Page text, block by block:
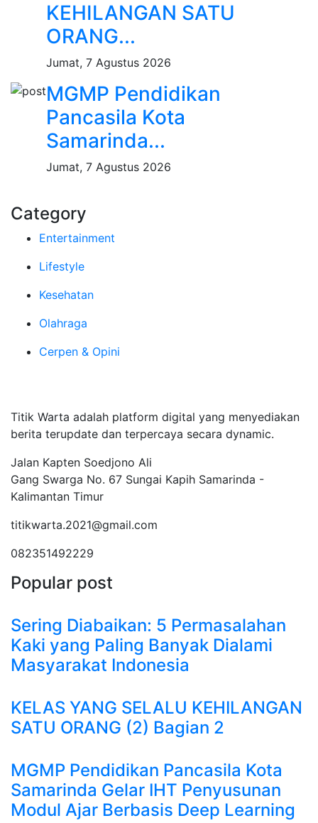
KEHILANGAN SATU
ORANG...
Jumat, 7 Agustus 2026
MGMP Pendidikan
Pancasila Kota
Samarinda...
Jumat, 7 Agustus 2026
Category
Entertainment
Lifestyle
Kesehatan
Olahraga
Cerpen & Opini
Titik Warta adalah platform digital yang menyediakan
berita terupdate dan terpercaya secara dynamic.
Jalan Kapten Soedjono Ali
Gang Swarga No. 67 Sungai Kapih Samarinda -
Kalimantan Timur
titikwarta.2021@gmail.com
082351492229
Popular post
Sering Diabaikan: 5 Permasalahan
Kaki yang Paling Banyak Dialami
Masyarakat Indonesia
KELAS YANG SELALU KEHILANGAN
SATU ORANG (2) Bagian 2
MGMP Pendidikan Pancasila Kota
Samarinda Gelar IHT Penyusunan
Modul Ajar Berbasis Deep Learning